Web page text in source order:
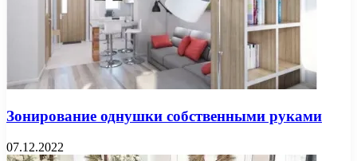
Зонирование однушки собственными руками
07.12.2022